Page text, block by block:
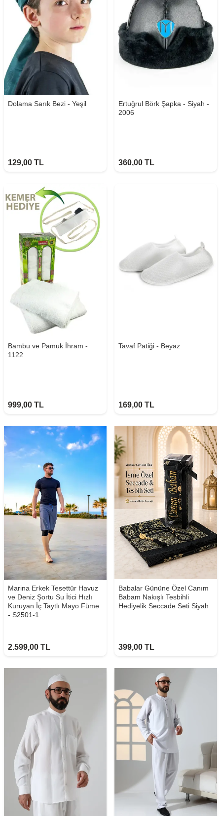
Dolama Sarık Bezi - Yeşil
129,00 TL
Ertuğrul Börk Şapka - Siyah -
2006
360,00 TL
Bambu ve Pamuk İhram -
1122
999,00 TL
Tavaf Patiği - Beyaz
169,00 TL
Marina Erkek Tesettür Havuz
ve Deniz Şortu Su İtici Hızlı
Kuruyan İç Taytlı Mayo Füme
- S2501-1
2.599,00 TL
Babalar Gününe Özel Canım
Babam Nakışlı Tesbihli
Hediyelik Seccade Seti Siyah
399,00 TL